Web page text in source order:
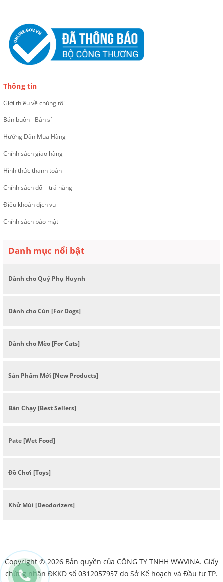
Thông tin
Giới thiệu về chúng tôi
Bán buôn - Bán sỉ
Hướng Dẫn Mua Hàng
Chính sách giao hàng
Hình thức thanh toán
Chính sách đổi - trả hàng
Điều khoản dịch vụ
Chính sách bảo mật
Danh mục nổi bật
Dành cho Quý Phụ Huynh
Dành cho Cún [For Dogs]
Dành cho Mèo [For Cats]
Sản Phẩm Mới [New Products]
Bán Chạy [Best Sellers]
Pate [Wet Food]
Đồ Chơi [Toys]
Khử Mùi [Deodorizers]
Copyright © 2026 Bản quyền của CÔNG TY TNHH WWVINA. Giấy
chứng nhận ĐKKD số 0312057957 do Sở Kế hoạch và Đầu tư TP.